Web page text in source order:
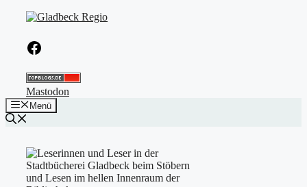
springenFacebook
Mastodon
Menü